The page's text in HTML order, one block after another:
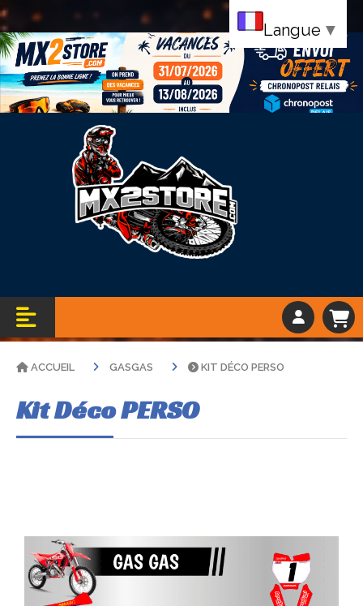
Bandeau vacance
ACCUEIL GASGAS KIT DÉCO PERSO
Kit Déco PERSO
Langue ▼